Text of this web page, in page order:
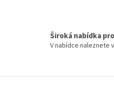
Široká nabídka
V nabídce naleznete